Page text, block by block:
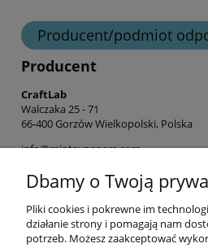
Producent/podmiot
Producent
CraftLab
Walczaka 25 - 71
66-400 Gorzów Wielkopolski, Polska
info@mintaypapers.com
Dbamy o Twoją
Pliki cookies i pokrewne im
działanie strony i pomagają nam
potrzeb. Możesz zaakceptować